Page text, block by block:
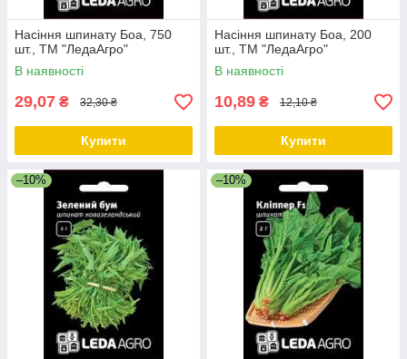
Насіння шпинату Боа, 750
шт., ТМ "ЛедаАгро"
В наявності
29,07 ₴ 32,30 ₴
Купити
Насіння шпинату Боа, 200
шт., ТМ "ЛедаАгро"
В наявності
10,89 ₴ 12,10 ₴
Купити
–10% –10%